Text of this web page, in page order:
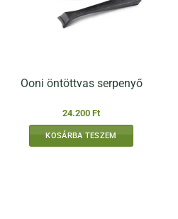
Ooni öntöttvas serpenyő
24.200 Ft
KOSÁRBA TESZEM